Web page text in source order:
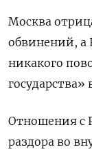
Москва
обвинений, а
никакого
Отношения с
раздора во